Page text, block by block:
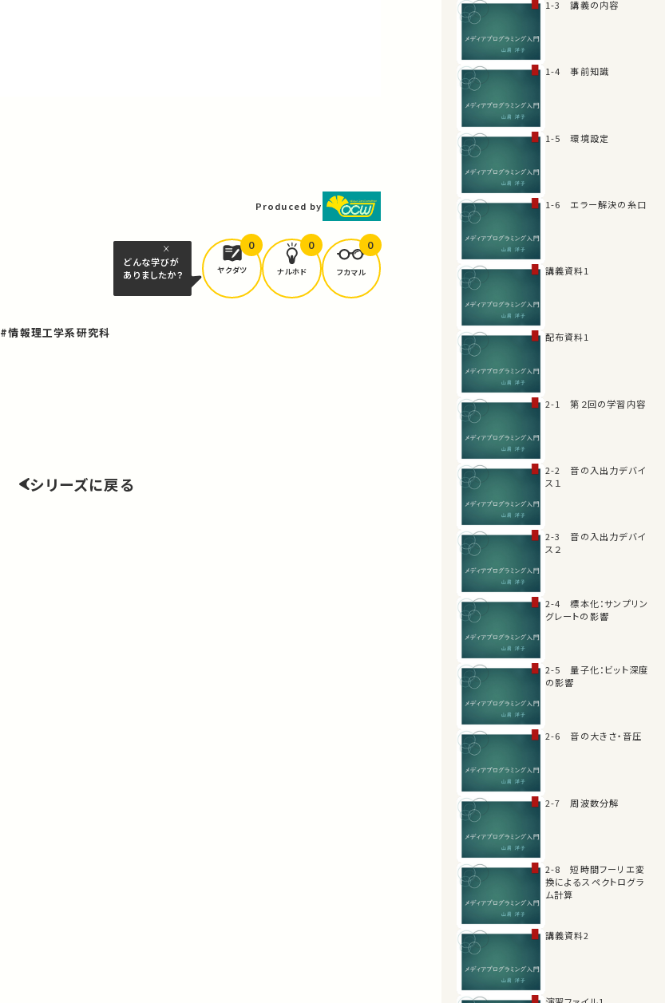
Produced by
どんな学びが
ありましたか？
ヤクダツ
0
ナルホド
0
フカマル
0
#情報理工学系研究科
シリーズに戻る
1-3 講義の内容
1-4 事前知識
1-5 環境設定
1-6 エラー解決の糸口
講義資料1
配布資料1
2-1 第２回の学習内容
2-2 音の入出力デバイ
ス１
2-3 音の入出力デバイ
ス２
2-4 標本化：サンプリン
グレートの影響
2-5 量子化：ビット深度
の影響
2-6 音の大きさ・音圧
2-7 周波数分解
2-8 短時間フーリエ変
換によるスペクトログラ
ム計算
講義資料2